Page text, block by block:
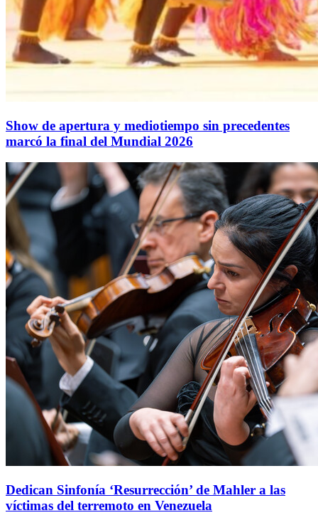
Show de apertura y mediotiempo sin precedentes
marcó la final del Mundial 2026
Dedican Sinfonía ‘Resurrección’ de Mahler a las
víctimas del terremoto en Venezuela